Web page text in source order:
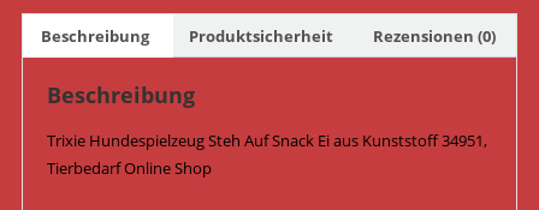
34951
Menge
Beschreibung Produktsicherheit Rezensionen (0)
Beschreibung
Trixie Hundespielzeug Steh Auf Snack Ei aus Kunststoff 34951,
Tierbedarf Online Shop